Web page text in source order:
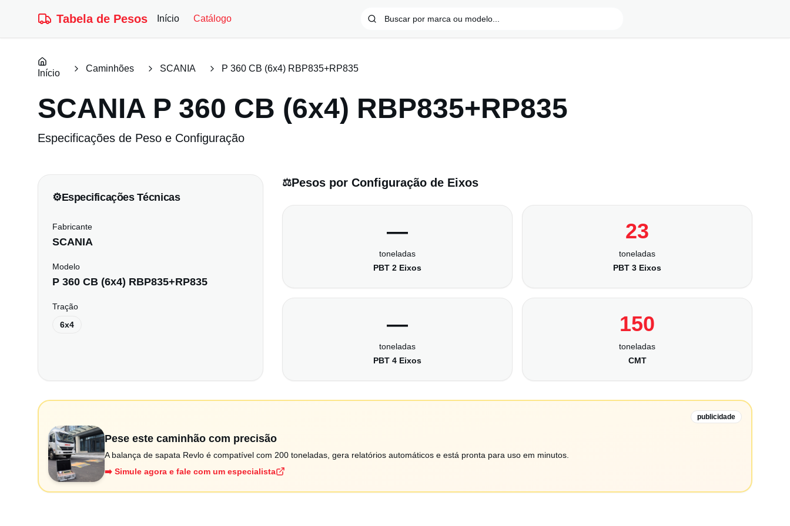
Tabela de Pesos Início Catálogo
Início Caminhões SCANIA P 360 CB (6x4) RBP835+RP835
SCANIA P 360 CB (6x4) RBP835+RP835
Especificações de Peso e Configuração
⚙️Especificações Técnicas
Fabricante
SCANIA
Modelo
P 360 CB (6x4) RBP835+RP835
Tração
6x4
⚖️Pesos por Configuração de Eixos
—
toneladas
PBT 2 Eixos
23
toneladas
PBT 3 Eixos
—
toneladas
PBT 4 Eixos
150
toneladas
CMT
publicidade
Pese este caminhão com precisão
A balança de sapata Revlo é compatível com 200 toneladas, gera relatórios automáticos e está pronta para uso em minutos.
➡️ Simule agora e fale com um especialista